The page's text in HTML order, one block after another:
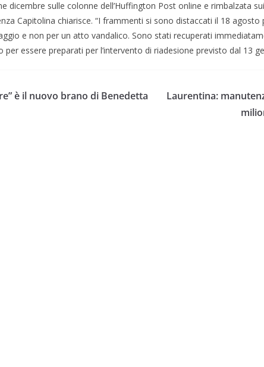
dicembre sulle colonne dell’Huffington Post online e rimbalzata
Capitolina chiarisce. “I frammenti si sono distaccati il 18 agosto
e non per un atto vandalico. Sono stati recuperati
essere preparati per l’intervento di riadesione previsto dal 13
è il nuovo brano di Benedetta
Laurentina: